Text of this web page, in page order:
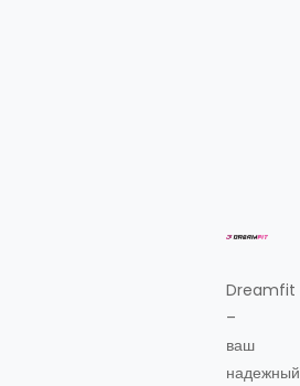
Dreamfit
–
ваш
надежный